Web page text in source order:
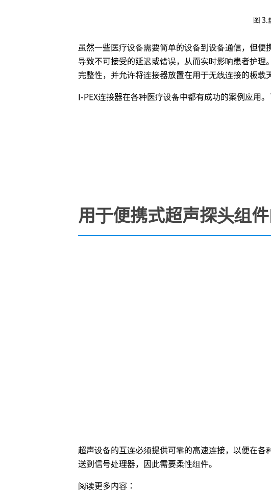
图 3.
虽然一些医疗设备需要简单的设备到设备通信，但
导致不可接受的延迟或错误，从而实时影响患者护
完整性，并允许将连接器放置在用于无线连接的板载
I-PEX连接器在各种医疗设备中都有成功的案例应用
用于便携式超声探头组
超声设备的互连必须提供可靠的高速连接，以便在
送到信号处理器，因此需要柔性组件。
阅读更多内容：